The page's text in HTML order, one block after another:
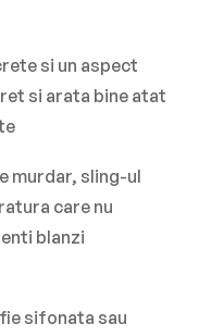
si un aspect
si arata bine atat
murdar, sling-ul
care nu
blanzi
sifonata sau